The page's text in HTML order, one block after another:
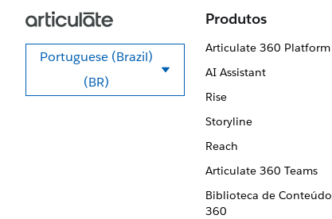
Portuguese (Brazil)
(BR)Selecione seu idioma
Produtos
Articulate 360 Platform
AI Assistant
Rise
Storyline
Reach
Articulate 360 Teams
Biblioteca de Conteúdo
360